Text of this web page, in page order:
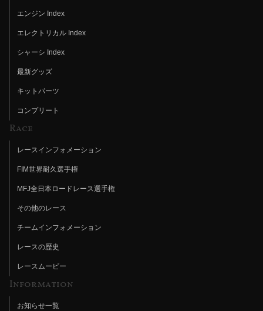
エンジン Index
エレクトリカル Index
シャーシ Index
最新グッズ
キットパーツ
コンプリート
Race
レースインフォメーション
FIM世界耐久選手権
MFJ全日本ロードレース選手権
その他のレース
チームインフォメーション
レースの歴史
レースムービー
Information
お知らせ一覧